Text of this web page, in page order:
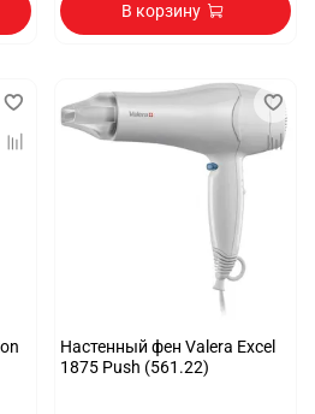
В корзину
Настенный фен Valera Excel
1875 Push (561.22)